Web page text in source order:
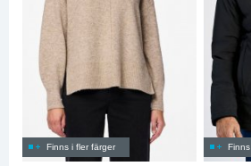
Finns i fler färger